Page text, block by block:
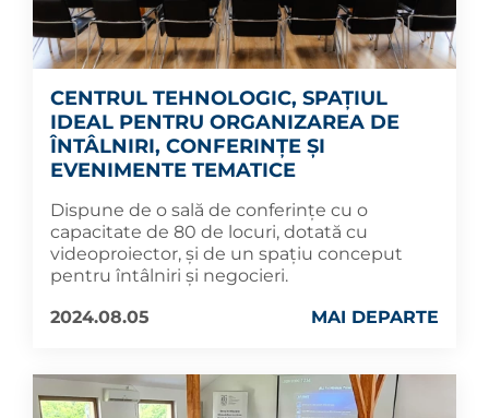
CENTRUL TEHNOLOGIC, SPAȚIUL
IDEAL PENTRU ORGANIZAREA DE
ÎNTÂLNIRI, CONFERINȚE ȘI
EVENIMENTE TEMATICE
Dispune de o sală de conferinţe cu o
capacitate de 80 de locuri, dotată cu
videoproiector, și de un spațiu conceput
pentru întâlniri şi negocieri.
2024.08.05
MAI DEPARTE